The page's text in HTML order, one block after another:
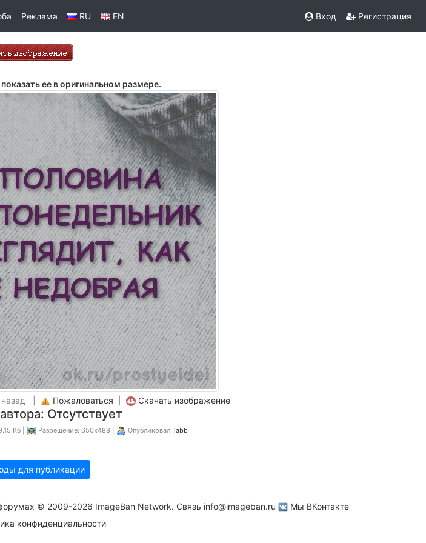
Реклама RU EN Вход Регистрация
ее в оригинальном размере.
назад | Пожаловаться Скачать изображение
Отсутствует
Кб | Разрешение: 650x488 | Опубликовал: labb
для публикации
© 2009-2026 ImageBan Network. Связь info@imageban.ru
Мы ВКонтакте
конфиденциальности